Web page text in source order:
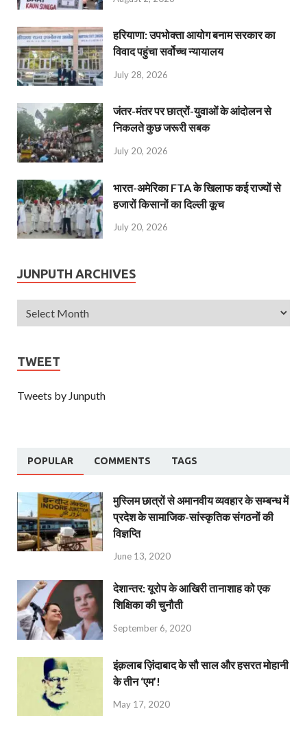
हरियाणा: उपभोक्ता आयोग बनाम सरकार का
विवाद पहुंचा सर्वोच्च न्यायालय
July 28, 2026
जंतर-मंतर पर छात्रों-युवाओं के आंदोलन से
निकलते कुछ जरूरी सबक
July 20, 2026
भारत-अमेरिका FTA के खिलाफ कई राज्यों से
हजारों किसानों का दिल्ली कूच
July 20, 2026
JUNPUTH ARCHIVES
TWEET
Tweets by Junputh
POPULAR COMMENTS TAGS
मुस्लिम छात्रों से अमानवीय व्यवहार के सम्बन्ध में
प्रदेश के सामाजिक-सांस्कृतिक संगठनों की
विज्ञप्ति
June 13, 2020
देशान्‍तर: यूरोप के आखिरी तानाशाह को एक
शिक्षिका की चुनौती
September 6, 2020
इंक़लाब ज़िंदाबाद के सौ साल और हसरत मोहानी
के तीन ‘एम’!
May 17, 2020